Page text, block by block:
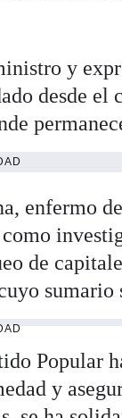
y
desde el
enfermo
de
sumario
Popular
y